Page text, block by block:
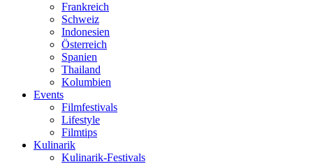
Frankreich
Schweiz
Indonesien
Österreich
Spanien
Thailand
Kolumbien
Events
Filmfestivals
Lifestyle
Filmtips
Kulinarik
Kulinarik-Festivals